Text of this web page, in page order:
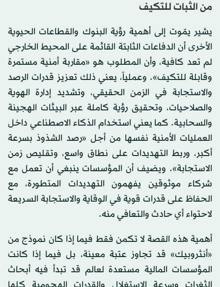
من الثبات للتكيف
يشير يمّوت إلى أهمية رؤية البنوك والقطاعات الحيوية
الأخرى أن الدفاعات الثابتة القائمة على المحيط الخارجي
لم تعد كافية، وأن المطلوب هو «مقاربة أمنية مستمرة
وقابلة للتكيف». وعملياً، يعني ذلك تعزيز قدرات الرصد
والاستجابة في الزمن الحقيقي، وتشديد إدارة الهوية
والصلاحيات، وتحقيق رؤية كاملة عبر البيئات الهجينة
والسحابية. كما يعني استخدام الذكاء الاصطناعي داخل
العمليات الأمنية نفسها من أجل «رصد الشذوذ بسرعة
أكبر، وربط التهديدات على نطاق واسع، وتقليص زمن
الاستجابة». ويضيف أن المؤسسات ينبغي أن تعمل مع
شركاء موثوقين يفهمون التهديدات المتطورة، مع
الحفاظ على قدرات قوية في الوقاية والاستجابة السريعة
لاحتواء أي حادث والتعافي منه.
أهمية هذه القصة لا تكمن فقط فيما إذا كان نموذج من
«أنثروبيك» قد تجاوز عتبة معينة، بل فيما إذا كانت
المؤسسات المالية مستعدة لعالم قد تبدأ فيه أبحاث